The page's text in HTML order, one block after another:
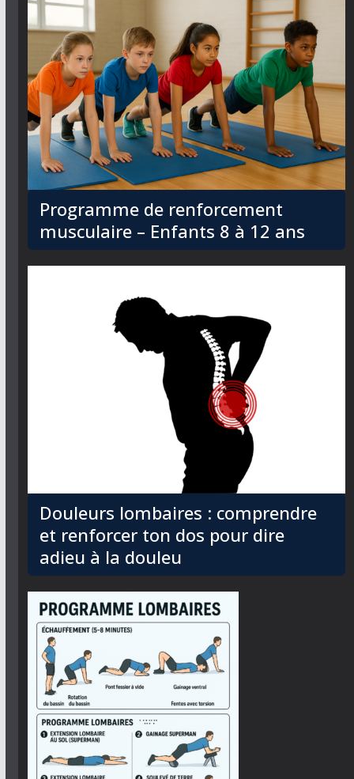
Programme de renforcement
musculaire – Enfants 8 à 12 ans
Douleurs lombaires : comprendre
et renforcer ton dos pour dire
adieu à la douleu